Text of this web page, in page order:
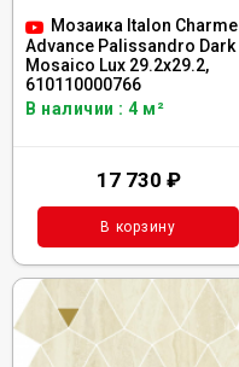
Мозаика Italon Charme
Advance Palissandro Dark
Mosaico Lux 29.2x29.2,
610110000766
В наличии : 4 м²
17 730 ₽
В корзину